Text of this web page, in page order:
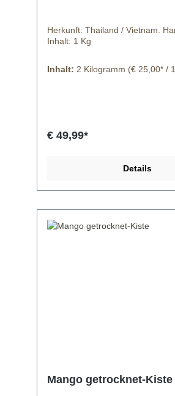
Herkunft: Thailand / Vietnam.
Inhalt: 1 Kg
Inhalt: 2 Kilogramm (€ 25,00* /
€ 49,99*
Details
Mango getrocknet-Kiste